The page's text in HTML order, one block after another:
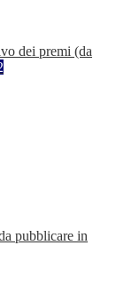
dei premi (da
pubblicare in